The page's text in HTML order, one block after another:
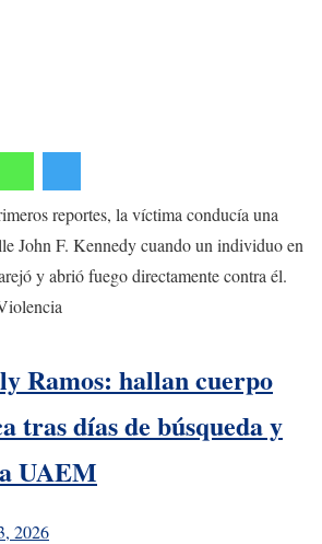
reportes, la víctima conducía una
John F. Kennedy cuando un individuo en
y abrió fuego directamente contra él.
Ramos: hallan cuerpo
tras días de búsqueda y
UAEM
2026